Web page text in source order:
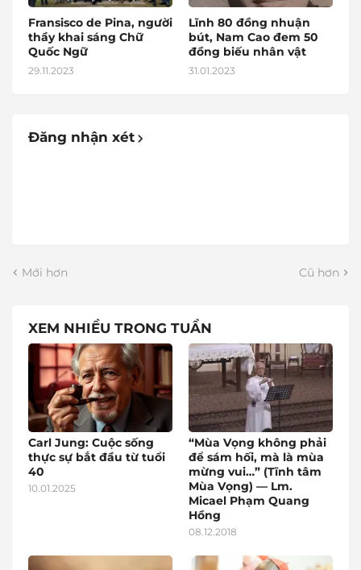
Fransisco de Pina, người
thầy khai sáng Chữ
Quốc Ngữ
29.11.2023
Lĩnh 80 đồng nhuận
bút, Nam Cao đem 50
đồng biếu nhân vật
31.01.2023
Đăng nhận xét
Mới hơn Cũ hơn
XEM NHIỀU TRONG TUẦN
Carl Jung: Cuộc sống
thực sự bắt đầu từ tuổi
40
10.01.2025
“Mùa Vọng không phải
để sám hối, mà là mùa
mừng vui…” (Tĩnh tâm
Mùa Vọng) — Lm.
Micael Phạm Quang
Hồng
08.12.2018